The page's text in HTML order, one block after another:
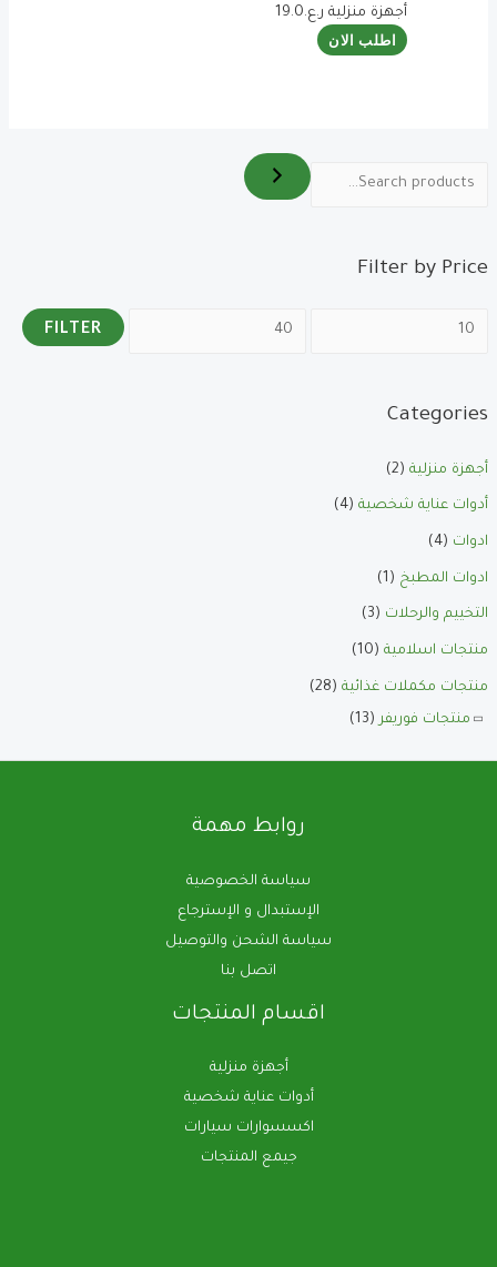
Filter by Price
FILTER
Categories
أجهزة منزلية (2)
أدوات عناية شخصية (4)
ادوات (4)
ادوات المطبخ (1)
التخييم والرحلات (3)
منتجات اسلامية (10)
منتجات مكملات غذائية (28)
منتجات فوريفر (13)
أجهزة منزلية ر.ع.19.0
اطلب الان
روابط مهمة
سياسة الخصوصية
الإستبدال و الإسترجاع
سياسة الشحن والتوصيل
اتصل بنا
اقسام المنتجات
أجهزة منزلية
أدوات عناية شخصية
اكسسوارات سيارات
جيمع المنتجات